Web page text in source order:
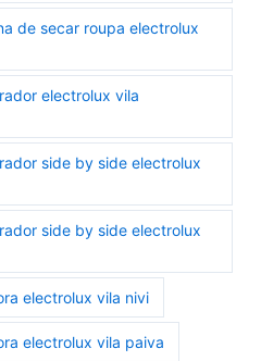
de secar roupa electrolux
electrolux vila
side by side electrolux
side by side electrolux
electrolux vila nivi
electrolux vila paiva